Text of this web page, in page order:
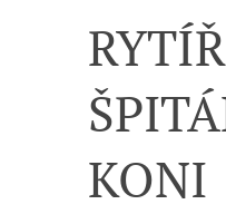
KONI